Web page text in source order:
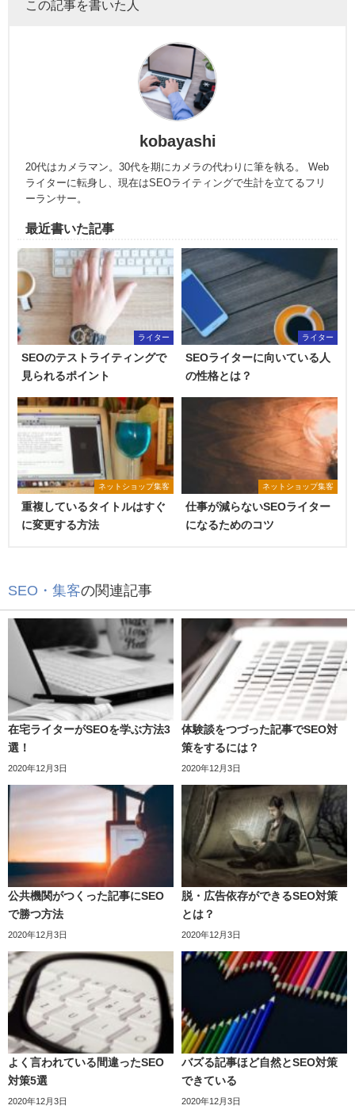
この記事を書いた人
kobayashi
20代はカメラマン。30代を期にカメラの代わりに筆を執る。 Web
ライターに転身し、現在はSEOライティングで生計を立てるフリ
ーランサー。
最近書いた記事
ライター
SEOのテストライティングで
見られるポイント
ライター
SEOライターに向いている人
の性格とは？
ネットショップ集客
重複しているタイトルはすぐ
に変更する方法
ネットショップ集客
仕事が減らないSEOライター
になるためのコツ
SEO・集客の関連記事
在宅ライターがSEOを学ぶ方法3
選！
2020年12月3日
体験談をつづった記事でSEO対
策をするには？
2020年12月3日
公共機関がつくった記事にSEO
で勝つ方法
2020年12月3日
脱・広告依存ができるSEO対策
とは？
2020年12月3日
よく言われている間違ったSEO
対策5選
2020年12月3日
バズる記事ほど自然とSEO対策
できている
2020年12月3日